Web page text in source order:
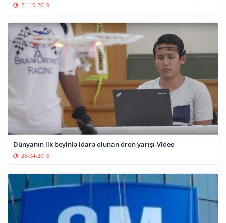
21-10-2019
Dünyanın ilk beyinlə idarə olunan dron yarışı-Video
26-04-2016